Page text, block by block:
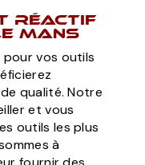
réactif
Mans
pour vos outils
qualité. Notre
et vous
outils les plus
à